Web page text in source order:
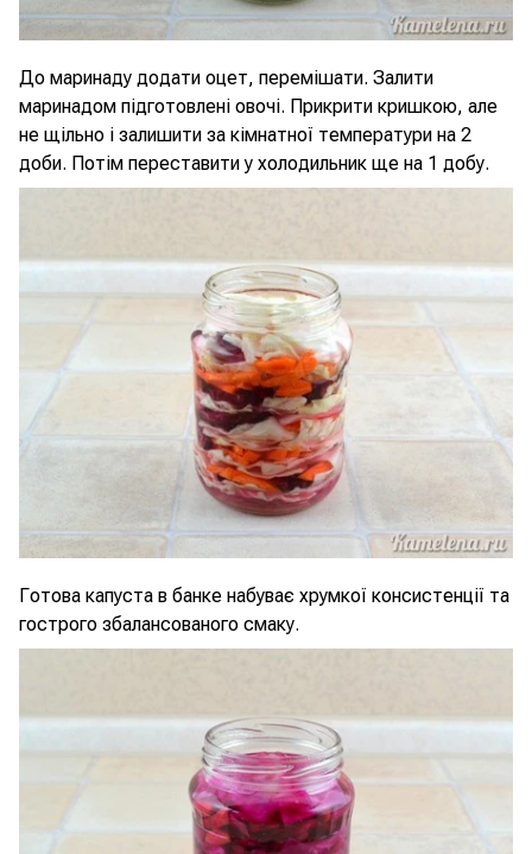
До маринаду додати оцет, перемішати. Залити
маринадом підготовлені овочі. Прикрити кришкою, але
не щільно і залишити за кімнатної температури на 2
доби. Потім переставити у холодильник ще на 1 добу.
Готова капуста в банке набуває хрумкої консистенції та
гострого збалансованого смаку.